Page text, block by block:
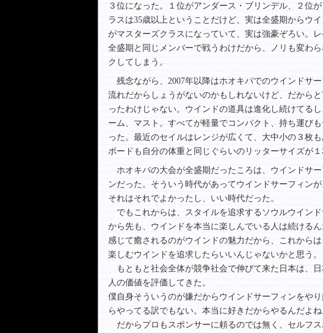
３位になった。１位がアンダース・ブリンデル、２位
ラスは35歳以上ということだけど、実は全盛期からウ
がマスターズクラスになっていて、実は強豪ぞろい。
全盛期と同じメンバーで戦うわけだから、ノリも変わ
クしてしまう。
残念ながら、2007年以降はホオキパでのウインドサ
流れだからしょうがないのかもしれないけど、だから
ったわけじゃない。ウインドの道具は進化し続けてる
ーム、マスト。すべてが軽量でコンパクト、持ち運び
った。最近のセイルはレンジが広くて、大中小の３枚
ボードも自分の体重と同じぐらいのリッターサイズが
ホオキパの大会が全盛期だったころは、ウインドサ
ンだった。そういう時代があってウインドサーフィン
それはそれでよかったし、いい時代だった。
でもこれからは、スタイルを追求するソウルウイン
から先も、ウインドを本当に楽しんでいる人は続ける
感じて癒されるのがウインドの魅力だから、これから
楽しむウインドを追求したらいいんじゃないかと思う。
もともと社会全体が競争社会で伸びて来た日本は、
人の価値を評価してきた。
僕自身そういうのが嫌だからウインドサーフィンをや
らやってる訳でもない。本当に好きだからやるんだよね
だからプロもスポンサーに頼るのでは無く、セルフ